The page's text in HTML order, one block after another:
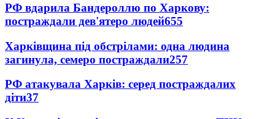
РФ вдарила Бандероллю по Харкову:
постраждали дев'ятеро людей655
Харківщина під обстрілами: одна людина
загинула, семеро постраждали257
РФ атакувала Харків: серед постраждалих
діти37